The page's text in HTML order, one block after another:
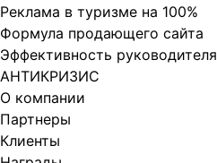
Реклама в туризме на 100%
Формула продающего сайта
Эффективность руководителя
АНТИКРИЗИС
О компании
Партнеры
Клиенты